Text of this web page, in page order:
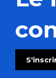
la lande